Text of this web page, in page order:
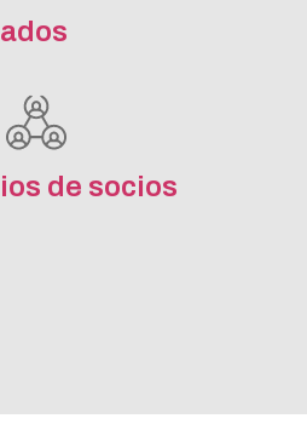
de socios